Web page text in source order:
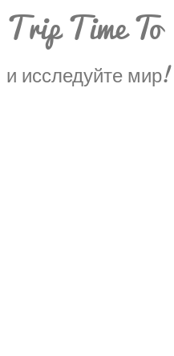
Trip Time To
и исследуйте мир!